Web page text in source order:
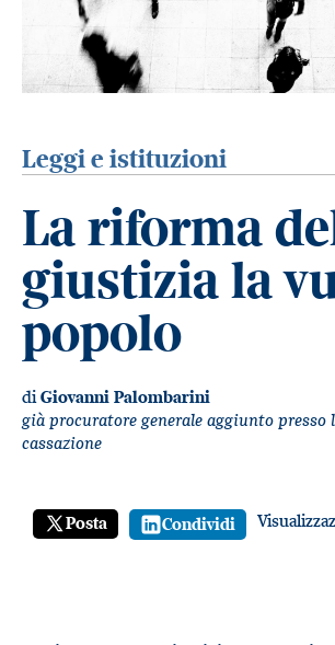
Leggi e istituzioni
La riforma
giustizia la
popolo
diGiovanni Palombarini
già procuratore generale aggiunto presso
cassazione
Posta Condividi